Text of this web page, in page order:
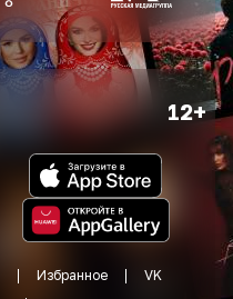
12+
Избранное
VK